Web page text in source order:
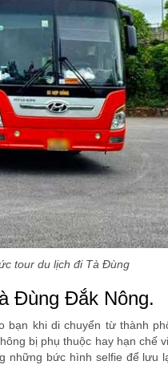
tour du lịch đi Tà Đùng
Đùng Đắk Nông.
khi di chuyển từ thành
bị phụ thuộc hay hạn chế
những bức hình selfie để lưu